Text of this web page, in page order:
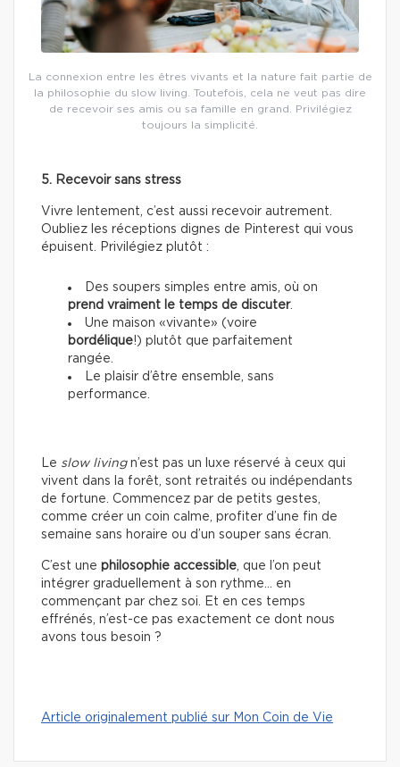
La connexion entre les êtres vivants et la nature fait partie de
la philosophie du slow living. Toutefois, cela ne veut pas dire
de recevoir ses amis ou sa famille en grand. Privilégiez
toujours la simplicité.
5. Recevoir sans stress
Vivre lentement, c’est aussi recevoir autrement.
Oubliez les réceptions dignes de Pinterest qui vous
épuisent. Privilégiez plutôt :
Des soupers simples entre amis, où on
prend vraiment le temps de discuter.
Une maison «vivante» (voire
bordélique!) plutôt que parfaitement
rangée.
Le plaisir d’être ensemble, sans
performance.
Le slow livingn’est pas un luxe réservé à ceux qui
vivent dans la forêt, sont retraités ou indépendants
de fortune. Commencez par de petits gestes,
comme créer un coin calme, profiter d’une fin de
semaine sans horaire ou d’un souper sans écran.
C’est une philosophie accessible, que l’on peut
intégrer graduellement à son rythme… en
commençant par chez soi. Et en ces temps
effrénés, n’est-ce pas exactement ce dont nous
avons tous besoin ?
Article originalement publié sur Mon Coin de Vie